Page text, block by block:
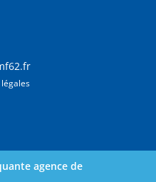
agence de